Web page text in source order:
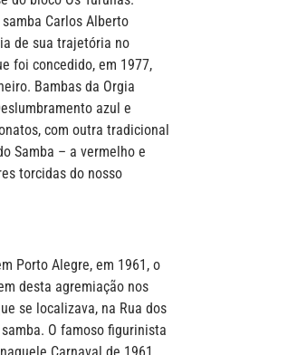
Carlos Alberto
de sua trajetória no
foi concedido, em 1977,
Bambas da Orgia
azul e
com outra tradicional
Samba – a vermelho e
torcidas do nosso
Porto Alegre, em 1961, o
desta agremiação nos
se localizava, na Rua dos
O famoso figurinista